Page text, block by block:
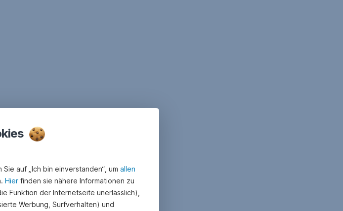
auf „Ich bin einverstanden“, um allen
Hier finden sie nähere Informationen zu
Funktion der Internetseite unerlässlich),
Werbung, Surfverhalten) und